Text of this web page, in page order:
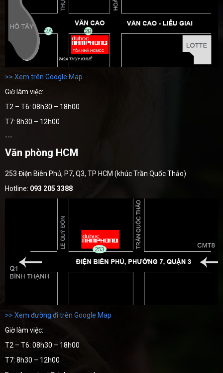
>> Xem trên Google Map
Giờ làm việc:
T2 – T6: 08h30 – 18h00
T7: 8h30 – 12h00
---
Văn phòng HCM
253 Điện Biên Phủ, P7, Q3, TP HCM (khúc Trần Quốc Thảo)
Hotline: 093 205 3388
>> Xem đường đi trên Google Map
Giờ làm việc:
T2 – T6: 08h30 – 18h00
T7: 8h30 – 12h00